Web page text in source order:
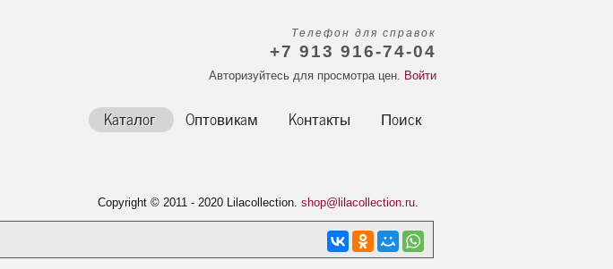
Каталог Оптовикам Контакты Поиск
Телефон для справок
+7 913 916-74-04
Авторизуйтесь для просмотра цен. Войти
Copyright © 2011 - 2020 Lilacollection. shop@lilacollection.ru.